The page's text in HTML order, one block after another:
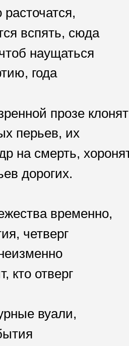
вспять, сюда
наущаться
года
прозе клонят
перьев, их
на смерть,
дорогих.
временно,
четверг
кто отверг
вуали,